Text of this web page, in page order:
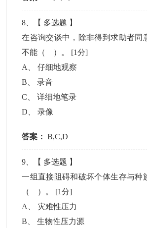
8 、【 多选题 】
在咨询交谈中，除非得到求助者同
不能（ ）。 [1分]
A
、仔细地观察
B 、录音
C 、详细地笔录
D 、录像
答案： B,C,D
9 、【 多选题 】
一组直接阻碍和破坏个体生存与种
（ ）。 [1分]
A
灾难性压力
B 、生物性压力源